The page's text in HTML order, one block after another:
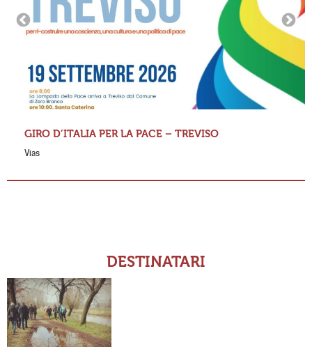
GIRO D’ITALIA PER LA PACE – TREVISO
Vias
DESTINATARI